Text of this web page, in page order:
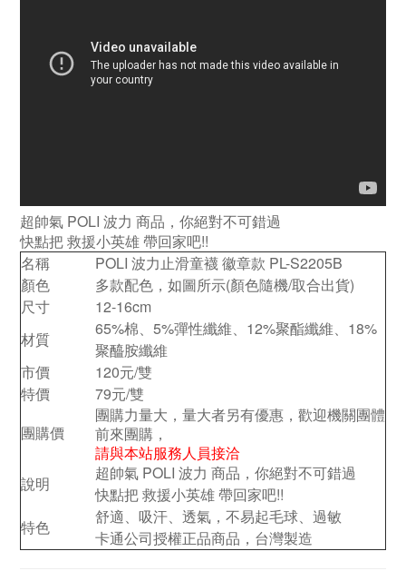
超帥氣 POLI 波力 商品，你絕對不可錯過
快點把 救援小英雄 帶回家吧!!
名稱
POLI 波力止滑童襪 徽章款 PL-S2205B
顏色
多款配色，如圖所示(顏色隨機/取合出貨)
尺寸
12-16cm
材質
65%棉、5%彈性纖維、12%聚酯纖維、18%
聚醯胺纖維
市價
120元/雙
特價
79元/雙
團購價
團購力量大，量大者另有優惠，歡迎機關團體
前來團購，
請與本站服務人員接洽
說明
超帥氣 POLI 波力 商品，你絕對不可錯過
快點把 救援小英雄 帶回家吧!!
特色
舒適、吸汗、透氣，不易起毛球、過敏
卡通公司授權正品商品，台灣製造